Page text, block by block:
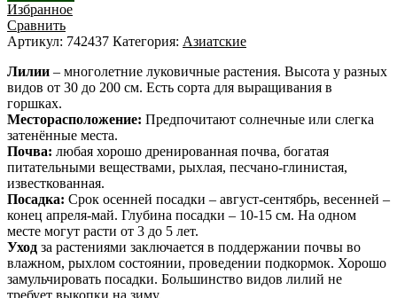
Избранное
Сравнить
Артикул: 742437 Категория: Азиатские
Лилии – многолетние луковичные растения. Высота у разных
видов от 30 до 200 см. Есть сорта для выращивания в
горшках.
Месторасположение: Предпочитают солнечные или слегка
затенённые места.
Почва: любая хорошо дренированная почва, богатая
питательными веществами, рыхлая, песчано-глинистая,
известкованная.
Посадка: Срок осенней посадки – август-сентябрь, весенней –
конец апреля-май. Глубина посадки – 10-15 см. На одном
месте могут расти от 3 до 5 лет.
Уход за растениями заключается в поддержании почвы во
влажном, рыхлом состоянии, проведении подкормок. Хорошо
замульчировать посадки. Большинство видов лилий не
требует выкопки на зиму.